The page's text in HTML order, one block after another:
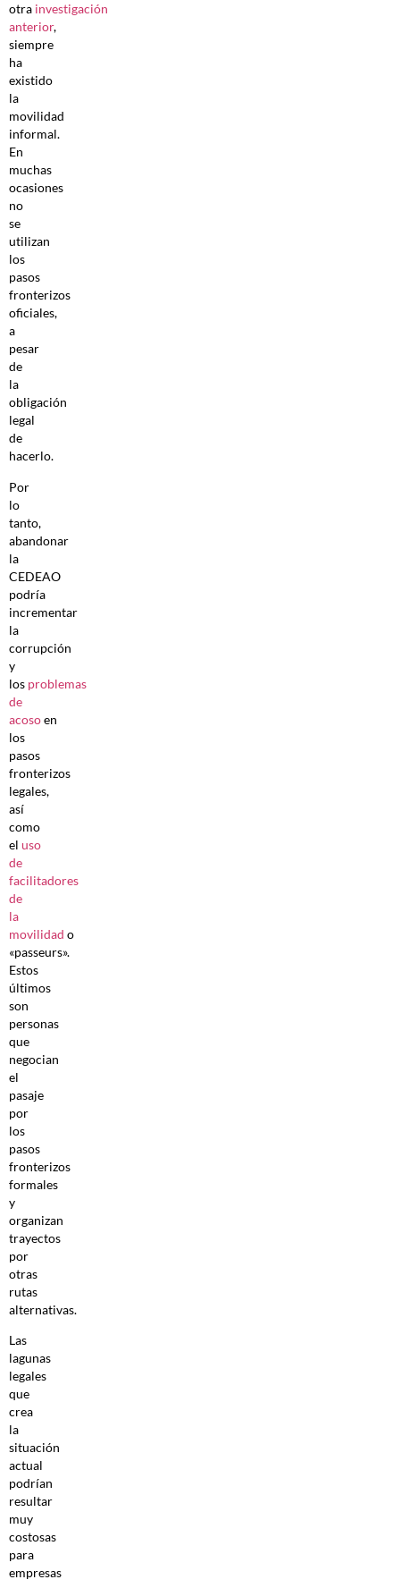
otra investigación
anterior,
siempre
ha
existido
la
movilidad
informal.
En
muchas
ocasiones
no
se
utilizan
los
pasos
fronterizos
oficiales,
a
pesar
de
la
obligación
legal
de
hacerlo.
Por
lo
tanto,
abandonar
la
CEDEAO
podría
incrementar
la
corrupción
y
los problemas
de
acosoen
los
pasos
fronterizos
legales,
así
como
el uso
de
facilitadores
de
la
movilidad o
«passeurs».
Estos
últimos
son
personas
que
negocian
el
pasaje
por
los
pasos
fronterizos
formales
y
organizan
trayectos
por
otras
rutas
alternativas.
Las
lagunas
legales
que
crea
la
situación
actual
podrían
resultar
muy
costosas
para
empresas